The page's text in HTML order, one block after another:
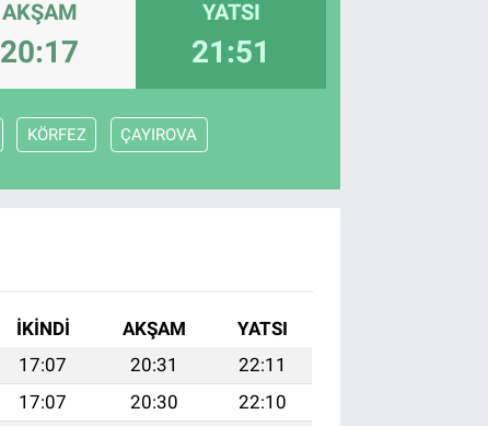
AKŞAM
20:17
YATSI
21:51
KÖRFEZ ÇAYIROVA
İKINDI AKŞAM
YATSI
17:07 20:31
22:11
17:07 20:30
22:10